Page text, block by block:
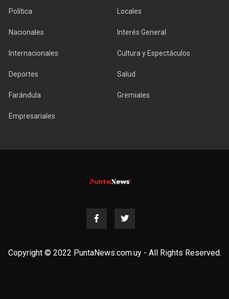
Política Locales
Nacionales Interés General
Internacionales Cultura y Espectáculos
Deportes Salud
Farándula Gremiales
Empresariales
Copyright © 2022 PuntaNews.com.uy - All Rights Reserved.